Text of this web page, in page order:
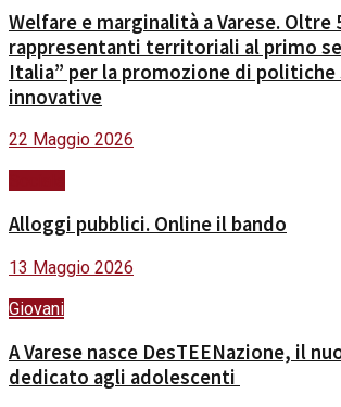
Welfare e marginalità a Varese. Oltre
rappresentanti territoriali al primo
Italia” per la promozione di politiche
innovative
22 Maggio 2026
Alloggi pubblici. Online il bando
13 Maggio 2026
Giovani
A Varese nasce DesTEENazione, il
dedicato agli adolescenti